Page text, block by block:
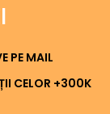
PE MAIL
CELOR +300K